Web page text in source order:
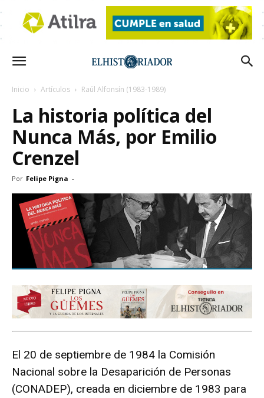
Inicio Artículos Raúl Alfonsín (1983-1989)
La historia política del
Nunca Más, por Emilio
Crenzel
Por Felipe Pigna -
El 20 de septiembre de 1984 la Comisión
Nacional sobre la Desaparición de Personas
(CONADEP), creada en diciembre de 1983 para